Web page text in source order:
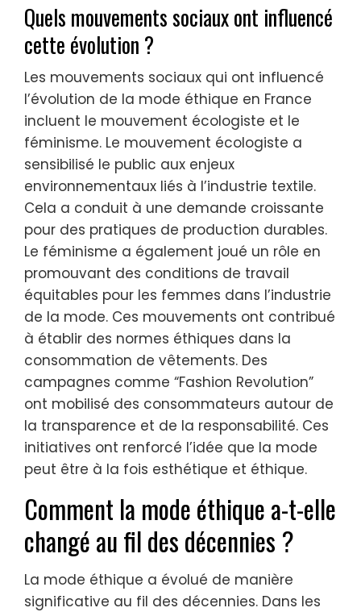
Quels mouvements sociaux ont influencé
cette évolution ?
Les mouvements sociaux qui ont influencé
l’évolution de la mode éthique en France
incluent le mouvement écologiste et le
féminisme. Le mouvement écologiste a
sensibilisé le public aux enjeux
environnementaux liés à l’industrie textile.
Cela a conduit à une demande croissante
pour des pratiques de production durables.
Le féminisme a également joué un rôle en
promouvant des conditions de travail
équitables pour les femmes dans l’industrie
de la mode. Ces mouvements ont contribué
à établir des normes éthiques dans la
consommation de vêtements. Des
campagnes comme “Fashion Revolution”
ont mobilisé des consommateurs autour de
la transparence et de la responsabilité. Ces
initiatives ont renforcé l’idée que la mode
peut être à la fois esthétique et éthique.
Comment la mode éthique a-t-elle
changé au fil des décennies ?
La mode éthique a évolué de manière
significative au fil des décennies. Dans les